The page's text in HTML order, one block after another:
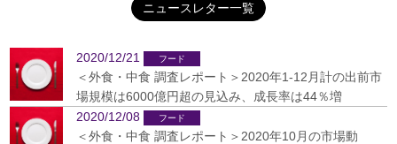
ニュースレター一覧
2020/12/21
＜外食・中食 調査レポート＞2020年1-12月計の出前市
場規模は6000億円超の見込み、成長率は44％増
2020/12/08
＜外食・中食 調査レポート＞2020年10月の市場動